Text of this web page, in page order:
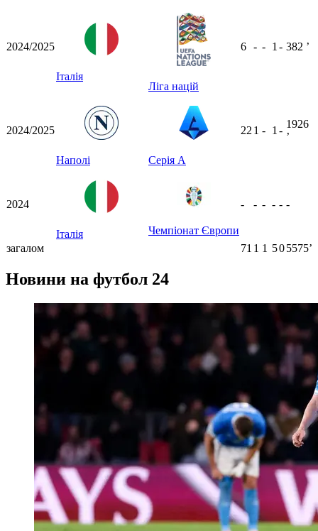
2024/2025
Італія
Ліга націй
6 - - 1 - 382 ʼ
2024/2025
Наполі Серія А
22 1 - 1 -
1926
ʼ
2024
Італія Чемпіонат Європи
- - - - - -
загалом 71 1 1 505575ʼ
Новини на футбол 24